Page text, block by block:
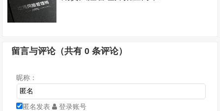
留言与评论（共有0 条评论）
昵称：
匿名发表 登录账号